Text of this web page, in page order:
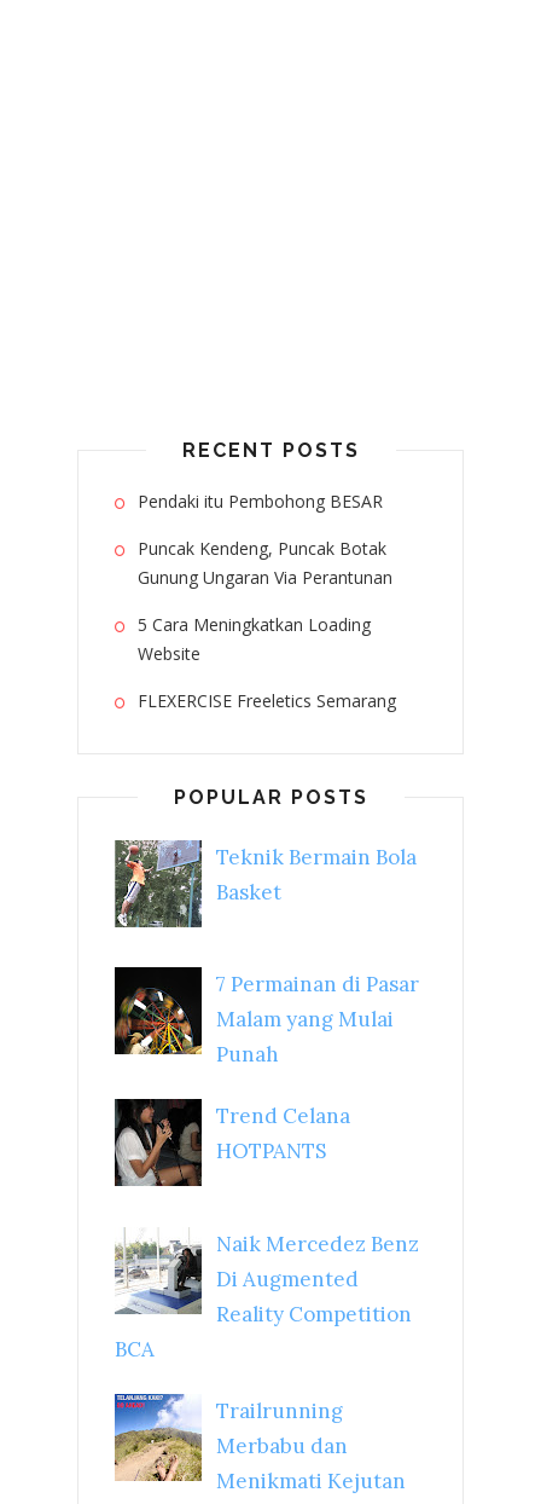
RECENT POSTS
Pendaki itu Pembohong BESAR
Puncak Kendeng, Puncak Botak
Gunung Ungaran Via Perantunan
5 Cara Meningkatkan Loading
Website
FLEXERCISE Freeletics Semarang
POPULAR POSTS
Teknik Bermain Bola
Basket
7 Permainan di Pasar
Malam yang Mulai
Punah
Trend Celana
HOTPANTS
Naik Mercedez Benz
Di Augmented
Reality Competition
BCA
Trailrunning
Merbabu dan
Menikmati Kejutan